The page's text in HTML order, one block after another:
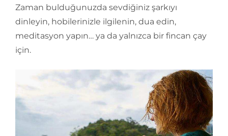
Zaman bulduğunuzda sevdiğiniz şarkıyı
dinleyin, hobilerinizle ilgilenin, dua edin,
meditasyon yapın… ya da yalnızca bir fincan çay
için.